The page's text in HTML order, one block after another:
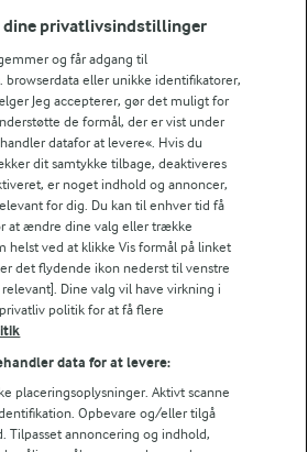
rapporter for Arla Foods
rapporter for Jörd
rapporter for Lurpak PB
dine privatlivsindstillinger
og får adgang til
browserdata eller unikke identifikatorer,
Jeg accepterer, gør det muligt for
de formål, der er vist under
datafor at levere«. Hvis du
dit samtykke tilbage, deaktiveres
er noget indhold og annoncer,
for dig. Du kan til enhver tid få
at ændre dine valg eller trække
helst ved at klikke Vis formål på linket
det flydende ikon nederst til venstre
Dine valg vil have virkning i
politik for at få flere
data for at levere:
placeringsoplysninger. Aktivt scanne
Opbevare og/eller tilgå
Tilpasset annoncering og indhold,